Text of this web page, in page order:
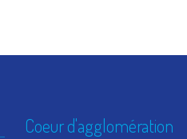
Coeur d'agglomération